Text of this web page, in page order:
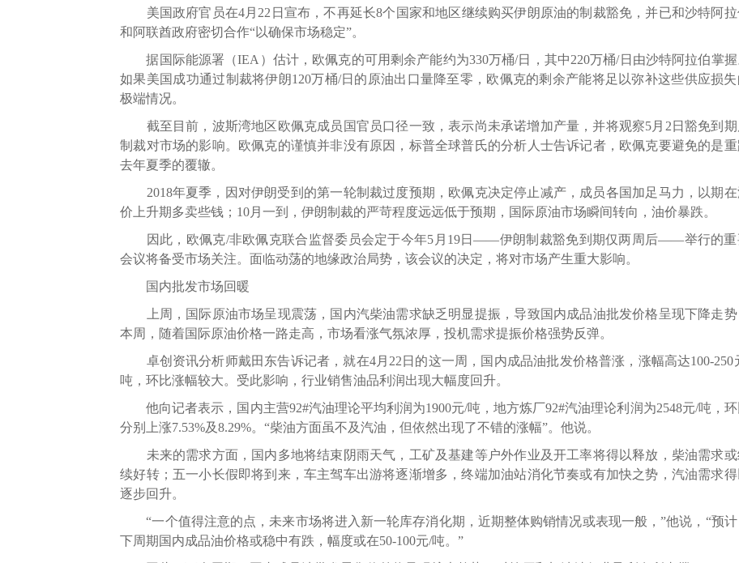
美国政府官员在4月22日宣布，不再延长8个国家和地区继续购买伊朗原油的制裁豁免，并已和沙特阿拉
和阿联酋政府密切合作“以确保市场稳定”。
据国际能源署（IEA）估计，欧佩克的可用剩余产能约为330万桶/日，其中220万桶/日由沙特阿拉伯掌握
如果美国成功通过制裁将伊朗120万桶/日的原油出口量降至零，欧佩克的剩余产能将足以弥补这些供应损失
极端情况。
截至目前，波斯湾地区欧佩克成员国官员口径一致，表示尚未承诺增加产量，并将观察5月2日豁免到期
制裁对市场的影响。欧佩克的谨慎并非没有原因，标普全球普氏的分析人士告诉记者，欧佩克要避免的是
去年夏季的覆辙。
2018年夏季，因对伊朗受到的第一轮制裁过度预期，欧佩克决定停止减产，成员各国加足马力，以期在
价上升期多卖些钱；10月一到，伊朗制裁的严苛程度远远低于预期，国际原油市场瞬间转向，油价暴跌。
因此，欧佩克/非欧佩克联合监督委员会定于今年5月19日——伊朗制裁豁免到期仅两周后——举行的重
会议将备受市场关注。面临动荡的地缘政治局势，该会议的决定，将对市场产生重大影响。
国内批发市场回暖
上周，国际原油市场呈现震荡，国内汽柴油需求缺乏明显提振，导致国内成品油批发价格呈现下降走势
本周，随着国际原油价格一路走高，市场看涨气氛浓厚，投机需求提振价格强势反弹。
卓创资讯分析师戴田东告诉记者，就在4月22日的这一周，国内成品油批发价格普涨，涨幅高达100-250
吨，环比涨幅较大。受此影响，行业销售油品利润出现大幅度回升。
他向记者表示，国内主营92#汽油理论平均利润为1900元/吨，地方炼厂92#汽油理论利润为2548元/吨，环
分别上涨7.53%及8.29%。“柴油方面虽不及汽油，但依然出现了不错的涨幅”。他说。
未来的需求方面，国内多地将结束阴雨天气，工矿及基建等户外作业及开工率将得以释放，柴油需求或
续好转；五一小长假即将到来，车主驾车出游将逐渐增多，终端加油站消化节奏或有加快之势，汽油需求得
逐步回升。
“一个值得注意的点，未来市场将进入新一轮库存消化期，近期整体购销情况或表现一般，”他说，“预计
下周期国内成品油价格或稳中有跌，幅度或在50-100元/吨。”